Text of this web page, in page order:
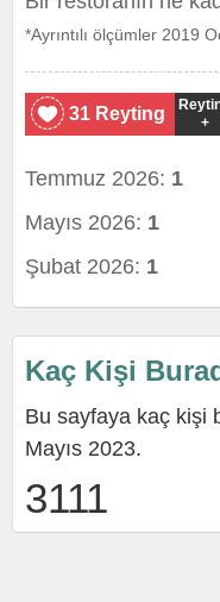
*Ayrıntılı ölçümler 2019
31 Reyting
+
Temmuz 2026: 1
Mayıs 2026: 1
Şubat 2026: 1
Kaç Kişi
Bu sayfaya kaç kişi
Mayıs 2023.
3111